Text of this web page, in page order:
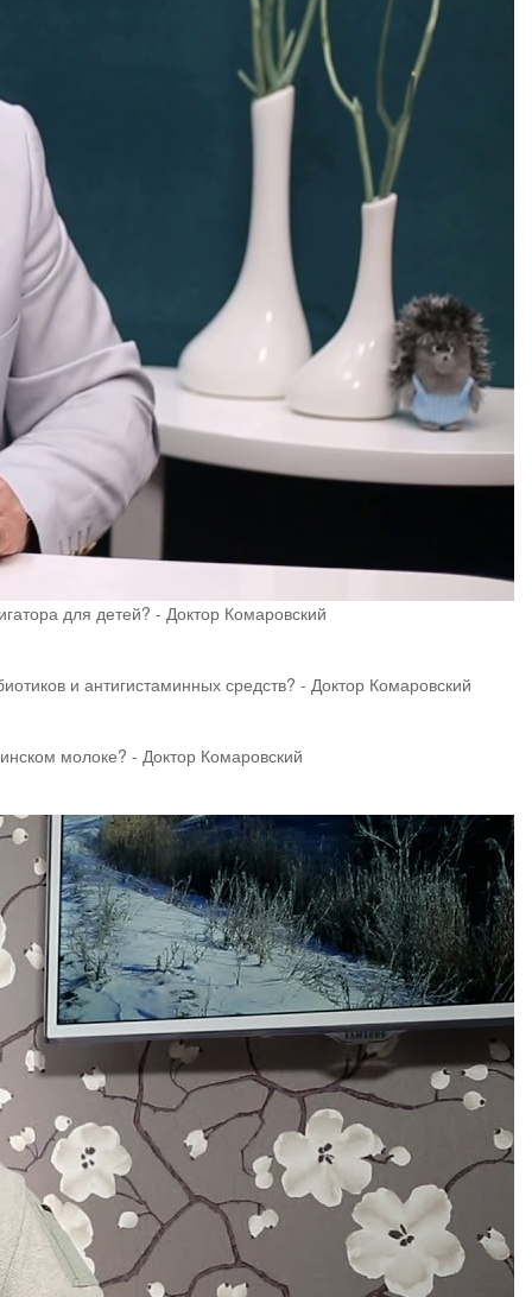
для детей? - Доктор Комаровский
и антигистаминных средств? - Доктор Комаровский
молоке? - Доктор Комаровский